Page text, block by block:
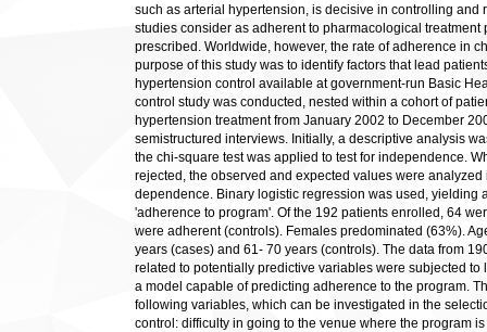
such as arterial hypertension, is decisive in controlling and
studies consider as adherent to pharmacological
prescribed. Worldwide, however, the rate of adherence in
purpose of this study was to identify factors that lead
hypertension control available at government-run Basic
control study was conducted, nested within a cohort of
hypertension treatment from January 2002 to December
semistructured interviews. Initially, a descriptive analysis
the chi-square test was applied to test for independence.
rejected, the observed and expected values were
dependence. Binary logistic regression was used, yielding
'adherence to program'. Of the 192 patients enrolled, 64
were adherent (controls). Females predominated (63%).
years (cases) and 61- 70 years (controls). The data from
related to potentially predictive variables were subjected
a model capable of predicting adherence to the program.
following variables, which can be investigated in the
control: difficulty in going to the venue where the program